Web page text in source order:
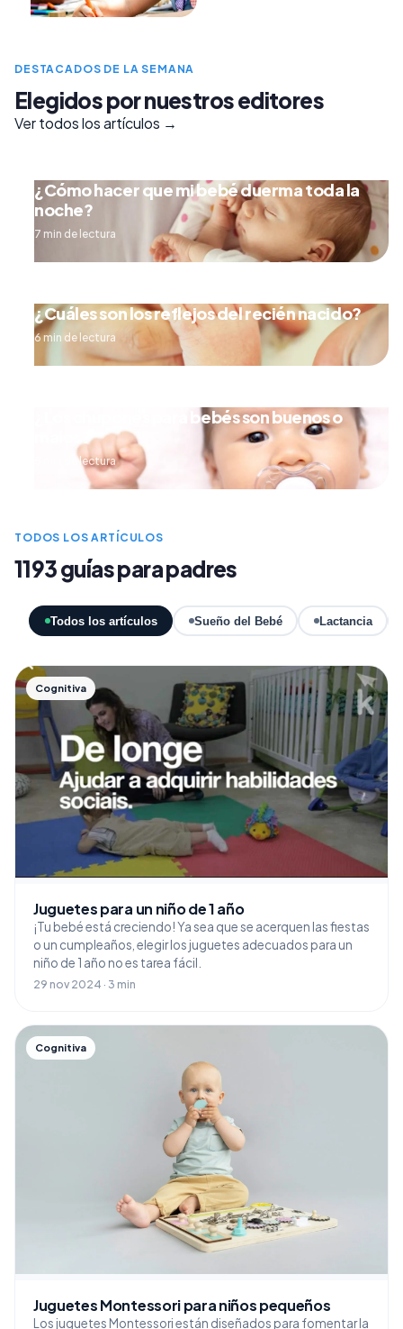
DESTACADOS DE LA SEMANA
Elegidos por nuestros editores
Ver todos los artículos →
¿Cómo hacer que mi bebé duerma toda la
noche?
7 min de lectura
¿Cuáles son los reflejos del recién nacido?
6 min de lectura
¿Los chupones para bebés son buenos o
malos?
5 min de lectura
TODOS LOS ARTÍCULOS
1193 guías para padres
Todos los artículos Sueño del Bebé Lactancia
Cognitiva
Juguetes para un niño de 1 año
¡Tu bebé está creciendo! Ya sea que se acerquen las fiestas
o un cumpleaños, elegir los juguetes adecuados para un
niño de 1 año no es tarea fácil.
29 nov 2024 · 3 min
Cognitiva
Juguetes Montessori para niños pequeños
Los juguetes Montessori están diseñados para fomentar la